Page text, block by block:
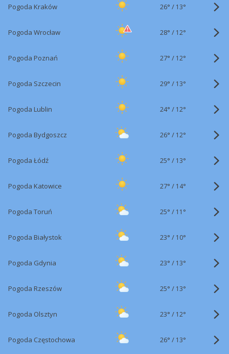
Pogoda Kraków 26° / 13°
Pogoda Wrocław 28° / 12°
Pogoda Poznań 27° / 12°
Pogoda Szczecin 29° / 13°
Pogoda Lublin 24° / 12°
Pogoda Bydgoszcz 26° / 12°
Pogoda Łódź 25° / 13°
Pogoda Katowice 27° / 14°
Pogoda Toruń 25° / 11°
Pogoda Białystok 23° / 10°
Pogoda Gdynia 23° / 13°
Pogoda Rzeszów 25° / 13°
Pogoda Olsztyn 23° / 12°
Pogoda Częstochowa 26° / 13°